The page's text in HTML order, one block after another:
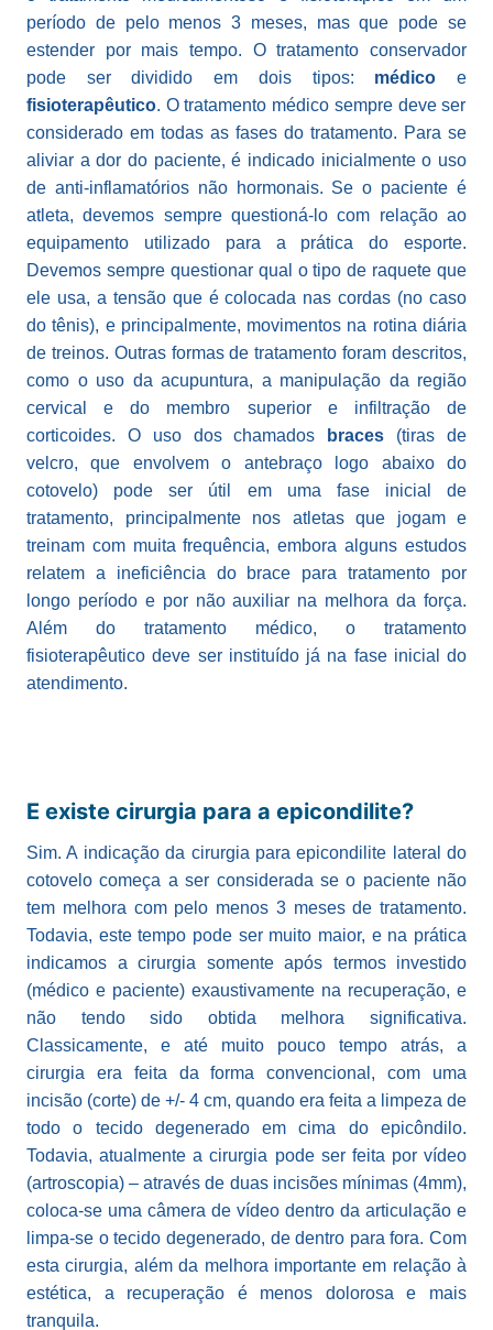
período de pelo menos 3 meses, mas que pode se
estender por mais tempo. O tratamento conservador
pode ser dividido em dois tipos: médicoe
fisioterapêutico. O tratamento médico sempre deve ser
considerado em todas as fases do tratamento. Para se
aliviar a dor do paciente, é indicado inicialmente o uso
de anti-inflamatórios não hormonais. Se o paciente é
atleta, devemos sempre questioná-lo com relação ao
equipamento utilizado para a prática do esporte.
Devemos sempre questionar qual o tipo de raquete que
ele usa, a tensão que é colocada nas cordas (no caso
do tênis), e principalmente, movimentos na rotina diária
de treinos. Outras formas de tratamento foram descritos,
como o uso da acupuntura, a manipulação da região
cervical e do membro superior e infiltração de
corticoides. O uso dos chamados
braces (tiras de
velcro, que envolvem o antebraço logo abaixo do
cotovelo) pode ser útil em uma fase inicial de
tratamento, principalmente nos atletas que jogam e
treinam com muita frequência, embora alguns estudos
relatem a ineficiência do brace para tratamento por
longo período e por não auxiliar na melhora da força.
Além do tratamento médico, o tratamento
fisioterapêutico deve ser instituído já na fase inicial do
atendimento.
E existe cirurgia para a epicondilite?
Sim. A indicação da cirurgia para epicondilite lateral do
cotovelo começa a ser considerada se o paciente não
tem melhora com pelo menos 3 meses de tratamento.
Todavia, este tempo pode ser muito maior, e na prática
indicamos a cirurgia somente após termos investido
(médico e paciente) exaustivamente na recuperação, e
não tendo sido obtida melhora significativa.
Classicamente, e até muito pouco tempo atrás, a
cirurgia era feita da forma convencional, com uma
incisão (corte) de +/- 4 cm, quando era feita a limpeza de
todo o tecido degenerado em cima do epicôndilo.
Todavia, atualmente a cirurgia pode ser feita por vídeo
(artroscopia) – através de duas incisões mínimas (4mm),
coloca-se uma câmera de vídeo dentro da articulação e
limpa-se o tecido degenerado, de dentro para fora. Com
esta cirurgia, além da melhora importante em relação à
estética, a recuperação é menos dolorosa e mais
tranquila.